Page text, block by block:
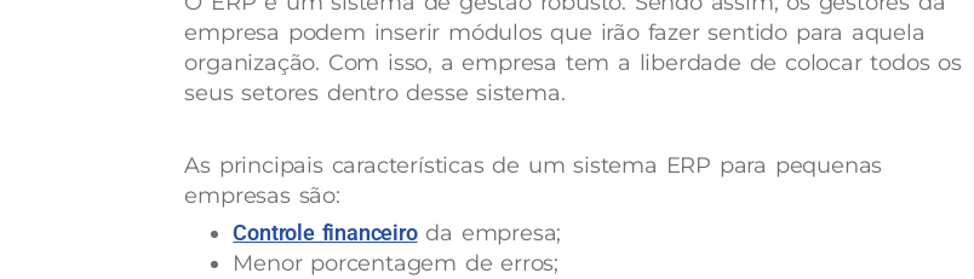
empresa podem inserir módulos que irão fazer sentido para aquela
organização. Com isso, a empresa tem a liberdade de colocar todos os
seus setores dentro desse sistema.
As principais características de um sistema ERP para pequenas
empresas são:
Controle financeiroda empresa;
Menor porcentagem de erros;